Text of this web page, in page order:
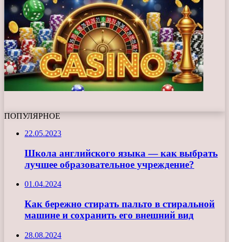
ПОПУЛЯРНОЕ
22.05.2023
Школа английского языка — как выбрать
лучшее образовательное учреждение?
01.04.2024
Как бережно стирать пальто в стиральной
машине и сохранить его внешний вид
28.08.2024